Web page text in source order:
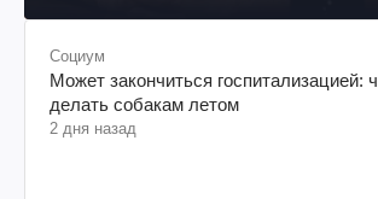
Социум
Может закончиться госпитализацией:
делать собакам летом
2 дня назад